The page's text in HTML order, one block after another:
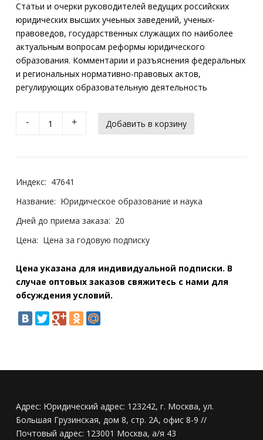
Статьи и очерки руководителей ведущих российских
юридических высших учеьных заведений, ученых-
правоведов, государственных служащих по наиболее
актуальным вопросам реформы юридического
образования. Комментарии и разъяснения федеральных
и региональных нормативно-правовых актов,
регулирующих образовательную деятельность
- +
Индекс: 47641
Название: Юридическое образование и наука
Дней до приема заказа: 20
Цена: Цена за годовую подписку
Цена указана для индивидуальной подписки. В
случае оптовых заказов свяжитесь с нами для
обсуждения условий.
Адрес: Юридический адрес: 123242, г. Москва, ул.
Большая Грузинская, дом 8, стр. 2А, офис 8-9 //
Почтовый адрес: 123001 Москва, а/я 43